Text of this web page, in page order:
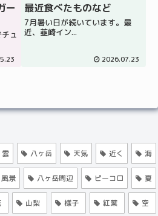
ー
ュ
最近食べたものなど
7月暑い日が続いています。最
近、韮崎イン...
2026.07.23
雲 八ヶ岳 天気 近く 海
風景 八ヶ岳周辺 ピーコロ 夏
山梨 様子 紅葉 空